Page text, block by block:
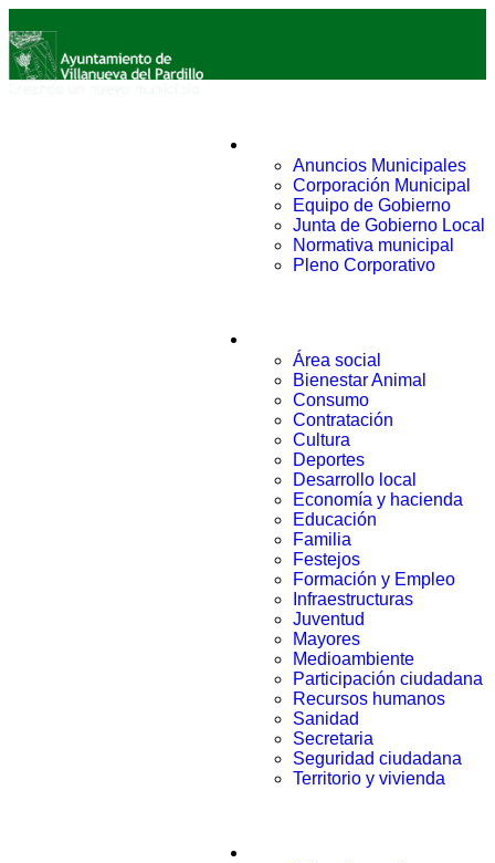
Anuncios Municipales
Corporación Municipal
Equipo de Gobierno
Junta de Gobierno Local
Normativa municipal
Pleno Corporativo
Área social
Bienestar Animal
Consumo
Contratación
Cultura
Deportes
Desarrollo local
Economía y hacienda
Educación
Familia
Festejos
Formación y Empleo
Infraestructuras
Juventud
Mayores
Medioambiente
Participación ciudadana
Recursos humanos
Sanidad
Secretaria
Seguridad ciudadana
Territorio y vivienda